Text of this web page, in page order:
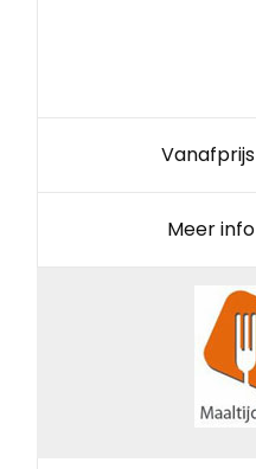
Vanafprijs
Meer info